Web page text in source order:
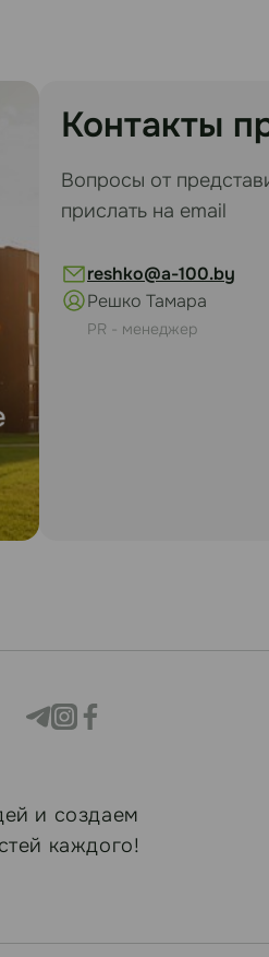
Контакты
Вопросы от
прислать на email
reshko@a-100.by
Решко Тамара
PR - менеджер
и создаем
каждого!